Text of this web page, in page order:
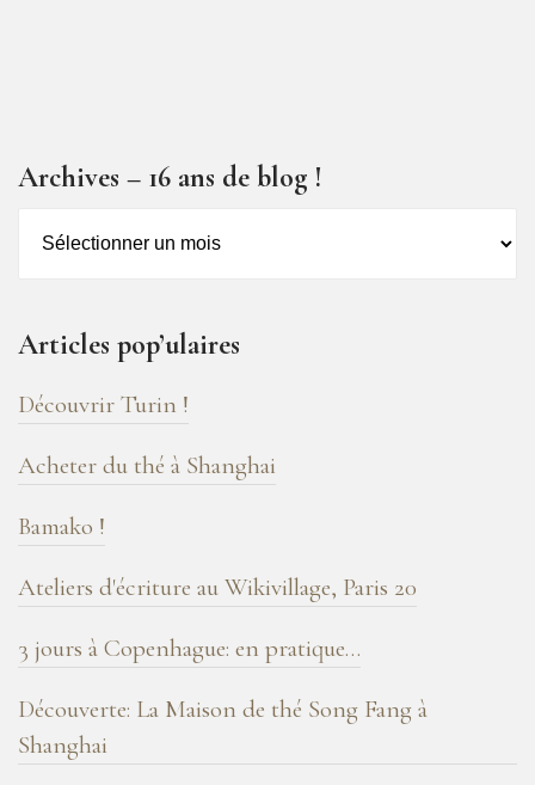
Archives – 16 ans de blog !
de
blog
!
Articles pop’ulaires
Découvrir Turin !
Acheter du thé à Shanghai
Bamako !
Ateliers d'écriture au Wikivillage, Paris 20
3 jours à Copenhague: en pratique…
Découverte: La Maison de thé Song Fang à
Shanghai